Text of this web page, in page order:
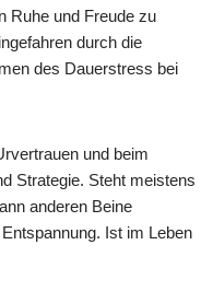
Ruhe und Freude zu
durch die
des Dauerstress bei
und beim
Strategie. Steht meistens
anderen Beine
Ist im Leben